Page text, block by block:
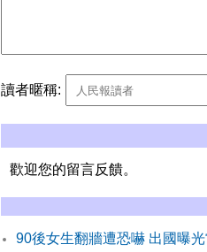
讀者暱稱:
歡迎您的留言反饋。
90後女生翻牆遭恐嚇 出國曝